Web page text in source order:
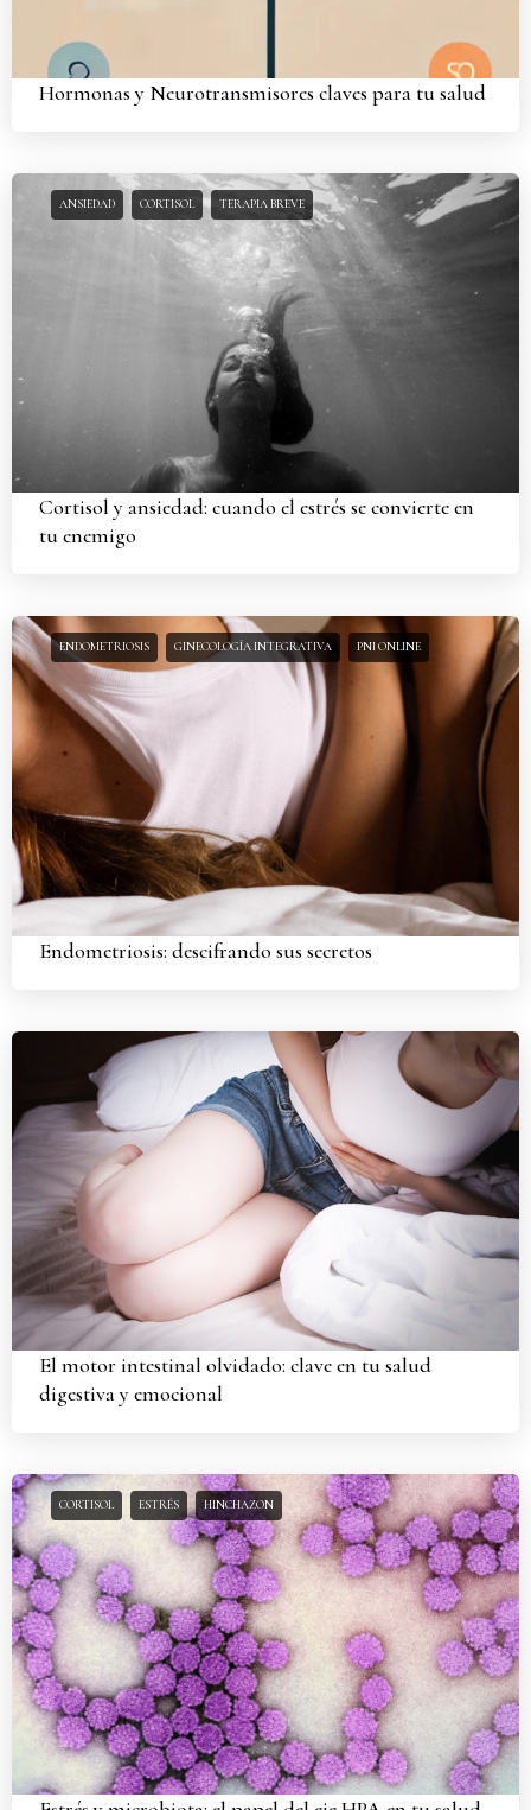
Hormonas y Neurotransmisores claves para tu salud
ANSIEDAD CORTISOL TERAPIA BREVE
Cortisol y ansiedad: cuando el estrés se convierte en
tu enemigo
ENDOMETRIOSIS GINECOLOGÍA INTEGRATIVA PNI ONLINE
Endometriosis: descifrando sus secretos
El motor intestinal olvidado: clave en tu salud
digestiva y emocional
CORTISOL ESTRÉS HINCHAZON